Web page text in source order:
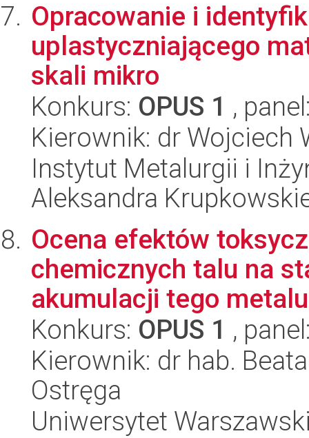
Opracowanie i
uplastyczniającego
skali mikro
Konkurs: OPUS 1 ,
Kierownik: dr Wojciech
Instytut Metalurgii i
Aleksandra
Ocena efektów
chemicznych talu na
akumulacji tego
Konkurs: OPUS 1 ,
Kierownik: dr hab.
Ostręga
Uniwersytet